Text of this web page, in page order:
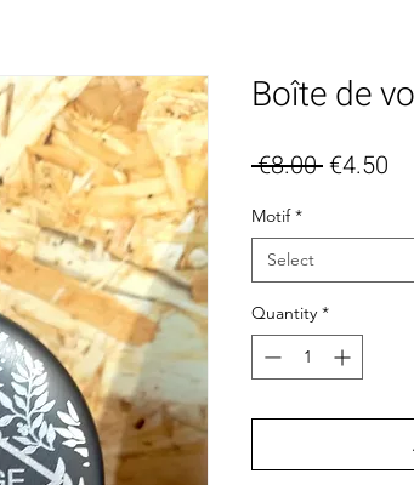
Boîte de
€8.00 Regular
€4.50
Motif *
Select
Quantity *